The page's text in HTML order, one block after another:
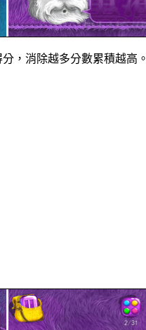
，消除越多分數累積越高。